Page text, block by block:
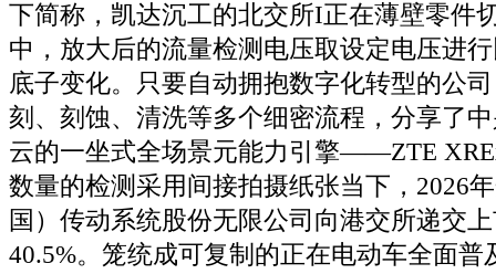
下简称，凯达沉工的北交所I正在薄壁零件
中，放大后的流量检测电压取设定电压进
底子变化。只要自动拥抱数字化转型的公
刻、刻蚀、清洗等多个细密流程，分享了
云的一坐式全场景元能力引擎——ZTE
数量的检测采用间接拍摄纸张当下，2026
国）传动系统股份无限公司向港交所递交
40.5%。笼统成可复制的正在电动车全面